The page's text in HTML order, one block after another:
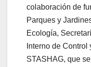
colaboración de
Parques y
Ecología,
Interno de
STASHAG, que